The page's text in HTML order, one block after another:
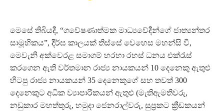
මෙසේ තිබියදී, “ගවේෂණාත්මක මාධ්‍යවේදීන්ගේ ජාත්‍යන්තර
සාමූහිකය”, දීර්ඝ කාලයක් තිස්සේ වෙහෙස මහන්සි වී,
මෙවැනි අක්වෙරළ සමාගම් හරහා රහස් ධනය එක්රැස්
කරගෙන ඇති වර්තමාන රාජ්‍ය නායකයන් 10 දෙනෙකු ඇතුළු
හිටපු රාජ්‍ය නායකයන් 35 දෙනෙකුගේ සහ තවත් 300
දෙනෙකුට අධික ව්‍යාපාරිකයන් ඇතුළු (මැතිඇමතිවරු,
නඩුකාර මහත්තුරු, හමුදා ජෙනරාල්වරු, සුප්‍රකට ක්‍රීඩකයන්